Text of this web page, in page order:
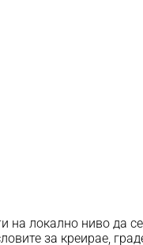
локално ниво да
за креирае,